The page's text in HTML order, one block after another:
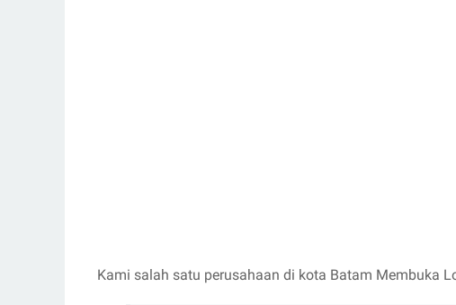
Kami salah satu perusahaan di kota Batam Membuka